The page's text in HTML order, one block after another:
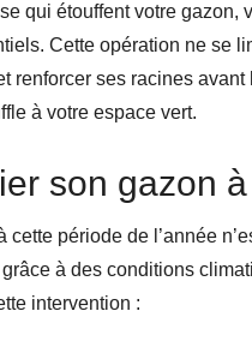
qui étouffent votre gazon,
Cette opération ne se
renforcer ses racines
à votre espace vert.
son gazon à
cette période de l’année
à des conditions
intervention :